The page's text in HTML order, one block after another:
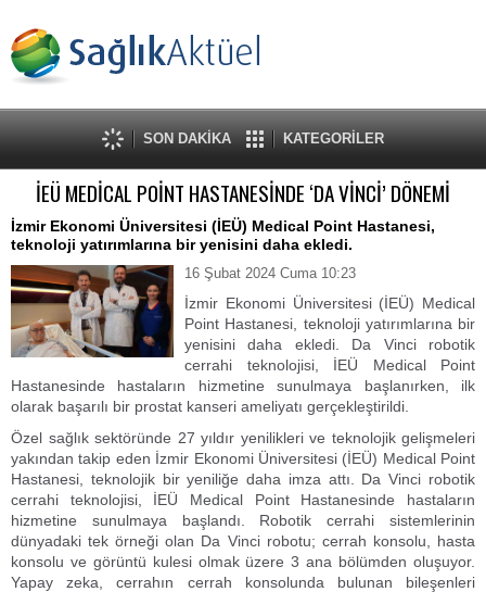
SON DAKİKA KATEGORİLER
İEÜ MEDİCAL POİNT HASTANESİNDE ‘DA VİNCİ’ DÖNEMİ
İzmir Ekonomi Üniversitesi (İEÜ) Medical Point Hastanesi,
teknoloji yatırımlarına bir yenisini daha ekledi.
16 Şubat 2024 Cuma 10:23
İzmir Ekonomi Üniversitesi (İEÜ) Medical
Point Hastanesi, teknoloji yatırımlarına bir
yenisini daha ekledi. Da Vinci robotik
cerrahi teknolojisi, İEÜ Medical Point
Hastanesinde hastaların hizmetine sunulmaya başlanırken, ilk
olarak başarılı bir prostat kanseri ameliyatı gerçekleştirildi.
Özel sağlık sektöründe 27 yıldır yenilikleri ve teknolojik gelişmeleri
yakından takip eden İzmir Ekonomi Üniversitesi (İEÜ) Medical Point
Hastanesi, teknolojik bir yeniliğe daha imza attı. Da Vinci robotik
cerrahi teknolojisi, İEÜ Medical Point Hastanesinde hastaların
hizmetine sunulmaya başlandı. Robotik cerrahi sistemlerinin
dünyadaki tek örneği olan Da Vinci robotu; cerrah konsolu, hasta
konsolu ve görüntü kulesi olmak üzere 3 ana bölümden oluşuyor.
Yapay zeka, cerrahın cerrah konsolunda bulunan bileşenleri